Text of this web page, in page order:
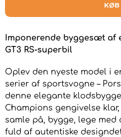
KØB
Imponerende byggesæt af
GT3 RS-superbil
Oplev den nyeste model i
serier af sportsvogne –
denne elegante
Champions gengivelse
samle på, bygge, lege
fuld af autentiske